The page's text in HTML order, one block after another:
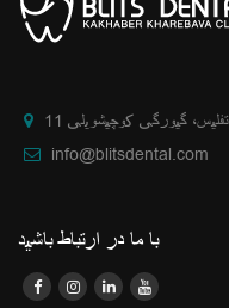
تفلیس، گیورگی کوچیشویلی 11
info@blitsdental.com
با ما در ارتباط باشید